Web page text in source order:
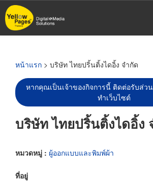
ข้าม
ไป
หน้าแรก > บริษัท ไทยปริ้นติ้งไดอิ้ง จำกัด
หากคุณเป็นเจ้าของกิจการนี้ ติดต่อรับส่ว
ทำเว็บไซต์
บริษัท ไทยปริ้นติ้งไดอิ้ง
หมวดหมู่ : ผู้ออกแบบและพิมพ์ผ้า
ที่อยู่